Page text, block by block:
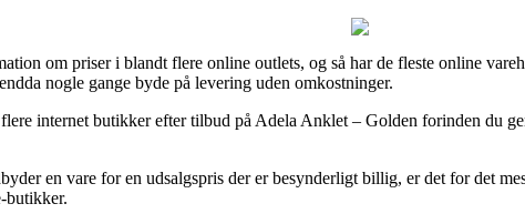
om priser i blandt flere online outlets, og så har de fleste online
nogle gange byde på levering uden omkostninger.
internet butikker efter tilbud på Adela Anklet – Golden forinden du
en vare for en udsalgspris der er besynderligt billig, er det for det
butikker.